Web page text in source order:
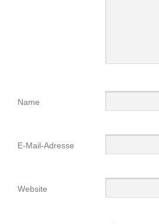
Name
E-Mail-Adresse
Website